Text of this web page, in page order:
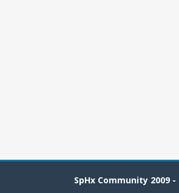
SpHx Community 2009 -